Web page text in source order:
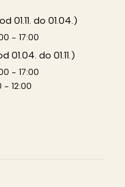
01.11. do 01.04.)
- 17:00
01.04. do 01.11.)
- 17:00
- 12:00